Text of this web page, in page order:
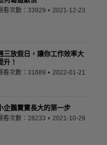
看次數：33929 2021-12-23
三放假日，讓你工作效率大
升！
看次數：31689 2022-01-21
企鵝寶寶長大的第一步
看次數：28233 2021-10-29